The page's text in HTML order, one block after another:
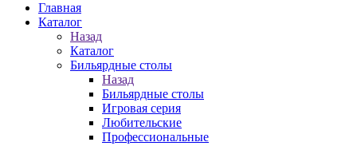
Главная
Каталог
Назад
Каталог
Бильярдные столы
Назад
Бильярдные столы
Игровая серия
Любительские
Профессиональные